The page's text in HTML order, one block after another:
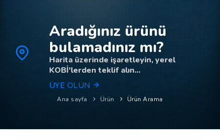
FIRMALAR
ÜRÜNLER
NASIL ÇALIŞIR?
YARDIM
Aradığınız ürünü
bulamadınız mı?
Harita üzerinde işaretleyin, yerel
KOBİ'lerden teklif alın...
ÜYE OLUN
Ana sayfa Ürün Ürün Arama